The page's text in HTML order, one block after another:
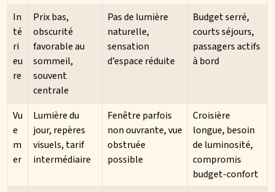
In
té
ri
eu
re
Prix bas,
obscurité
favorable au
sommeil,
souvent
centrale
Pas de lumière
naturelle,
sensation
d’espace réduite
Budget serré,
courts séjours,
passagers actifs
à bord
Vu
e
m
er
Lumière du
jour, repères
visuels, tarif
intermédiaire
Fenêtre parfois
non ouvrante, vue
obstruée
possible
Croisière
longue, besoin
de luminosité,
compromis
budget-confort